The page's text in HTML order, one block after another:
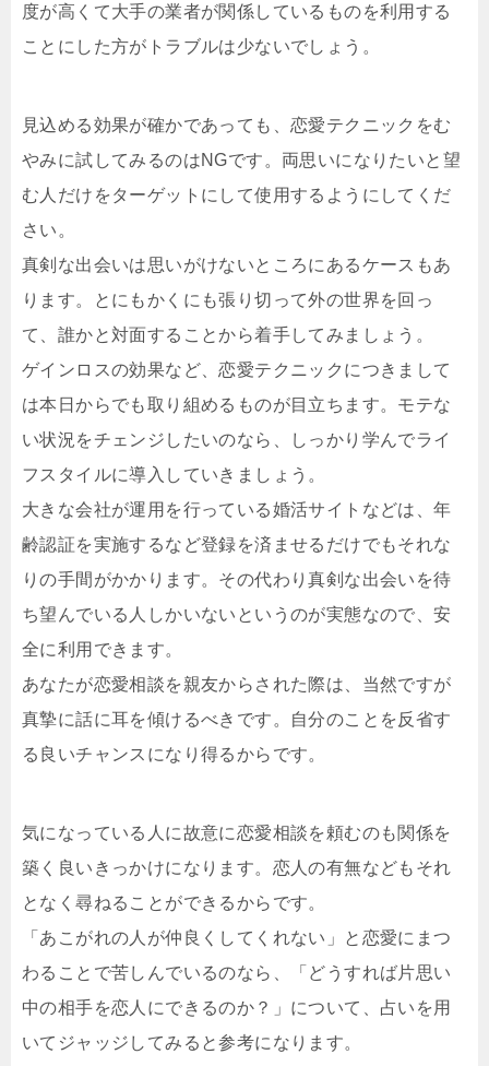
度が高くて大手の業者が関係しているものを利用する
ことにした方がトラブルは少ないでしょう。
見込める効果が確かであっても、恋愛テクニックをむ
やみに試してみるのはNGです。両思いになりたいと望
む人だけをターゲットにして使用するようにしてくだ
さい。
真剣な出会いは思いがけないところにあるケースもあ
ります。とにもかくにも張り切って外の世界を回っ
て、誰かと対面することから着手してみましょう。
ゲインロスの効果など、恋愛テクニックにつきまして
は本日からでも取り組めるものが目立ちます。モテな
い状況をチェンジしたいのなら、しっかり学んでライ
フスタイルに導入していきましょう。
大きな会社が運用を行っている婚活サイトなどは、年
齢認証を実施するなど登録を済ませるだけでもそれな
りの手間がかかります。その代わり真剣な出会いを待
ち望んでいる人しかいないというのが実態なので、安
全に利用できます。
あなたが恋愛相談を親友からされた際は、当然ですが
真摯に話に耳を傾けるべきです。自分のことを反省す
る良いチャンスになり得るからです。
気になっている人に故意に恋愛相談を頼むのも関係を
築く良いきっかけになります。恋人の有無などもそれ
となく尋ねることができるからです。
「あこがれの人が仲良くしてくれない」と恋愛にまつ
わることで苦しんでいるのなら、「どうすれば片思い
中の相手を恋人にできるのか？」について、占いを用
いてジャッジしてみると参考になります。